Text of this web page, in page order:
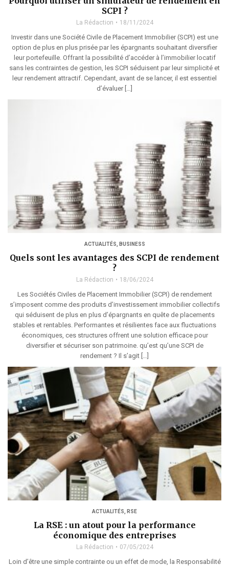
SCPI ?
La Rédaction 18/11/2024
Investir dans une Société Civile de Placement Immobilier (SCPI) est une
option de plus en plus prisée par les épargnants souhaitant diversifier
leur portefeuille. Offrant la possibilité d’accéder à l’immobilier locatif
sans les contraintes de gestion, les SCPI séduisent par leur simplicité et
leur rendement attractif. Cependant, avant de se lancer, il est essentiel
d’évaluer […]
ACTUALITÉS BUSINESS
Quels sont les avantages des SCPI de rendement
?
La Rédaction 18/06/2024
Les Sociétés Civiles de Placement Immobilier (SCPI) de rendement
s’imposent comme des produits d’investissement immobilier collectifs
qui séduisent de plus en plus d’épargnants en quête de placements
stables et rentables. Performantes et résilientes face aux fluctuations
économiques, ces structures offrent une solution efficace pour
diversifier et sécuriser son patrimoine. qu’est qu’une SCPI de
rendement ? Il s’agit […]
ACTUALITÉS, RSE
La RSE : un atout pour la performance
économique des entreprises
La Rédaction 07/05/2024
Loin d’être une simple contrainte ou un effet de mode, la Responsabilité